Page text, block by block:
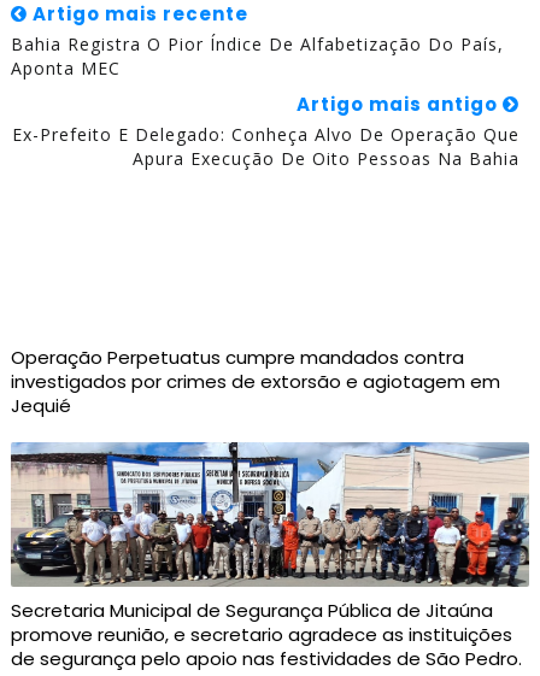
Artigo mais recente
Bahia Registra O Pior Índice De Alfabetização Do País,
Aponta MEC
Artigo mais antigo
Ex-Prefeito E Delegado: Conheça Alvo De Operação Que
Apura Execução De Oito Pessoas Na Bahia
Operação Perpetuatus cumpre mandados contra
investigados por crimes de extorsão e agiotagem em
Jequié
Secretaria Municipal de Segurança Pública de Jitaúna
promove reunião, e secretario agradece as instituições
de segurança pelo apoio nas festividades de São Pedro.